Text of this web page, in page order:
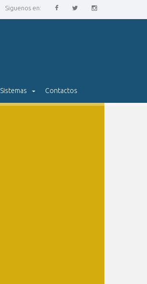
Siguenos en:
Sistemas Contactos